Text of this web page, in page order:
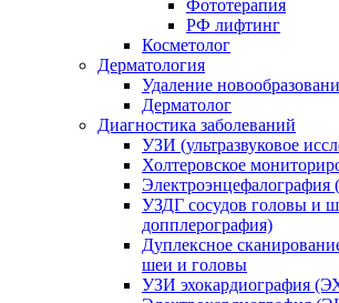
Фототерапия
РФ лифтинг
Косметолог
Дерматология
Удаление
Дерматолог
Диагностика заболеваний
УЗИ (ультразвуковое
Холтеровское
УЗДГ сосудов головы и
допплерография)
Дуплексное
шеи и головы
УЗИ эхокардиография